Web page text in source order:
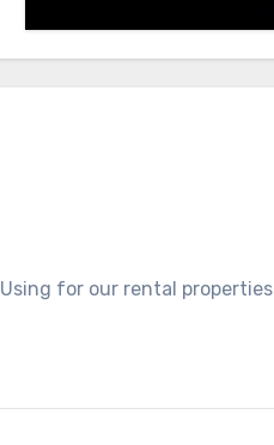
for our rental properties